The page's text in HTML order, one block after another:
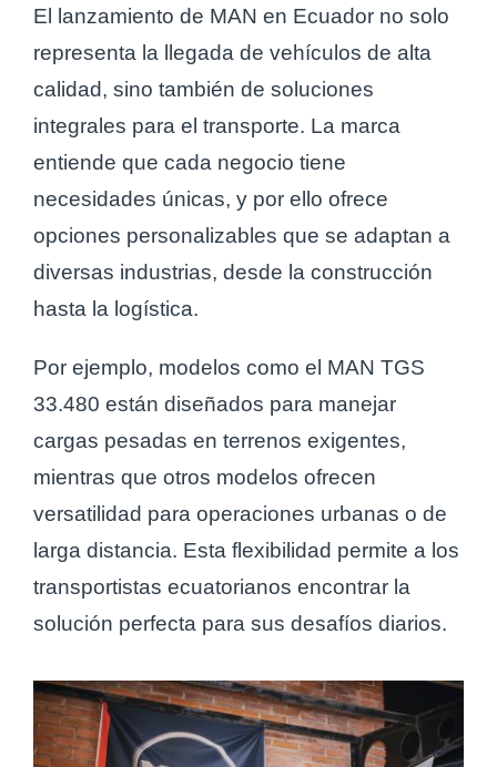
El lanzamiento de MAN en Ecuador no solo
representa la llegada de vehículos de alta
calidad, sino también de soluciones
integrales para el transporte. La marca
entiende que cada negocio tiene
necesidades únicas, y por ello ofrece
opciones personalizables que se adaptan a
diversas industrias, desde la construcción
hasta la logística.
Por ejemplo, modelos como el MAN TGS
33.480 están diseñados para manejar
cargas pesadas en terrenos exigentes,
mientras que otros modelos ofrecen
versatilidad para operaciones urbanas o de
larga distancia. Esta flexibilidad permite a los
transportistas ecuatorianos encontrar la
solución perfecta para sus desafíos diarios.